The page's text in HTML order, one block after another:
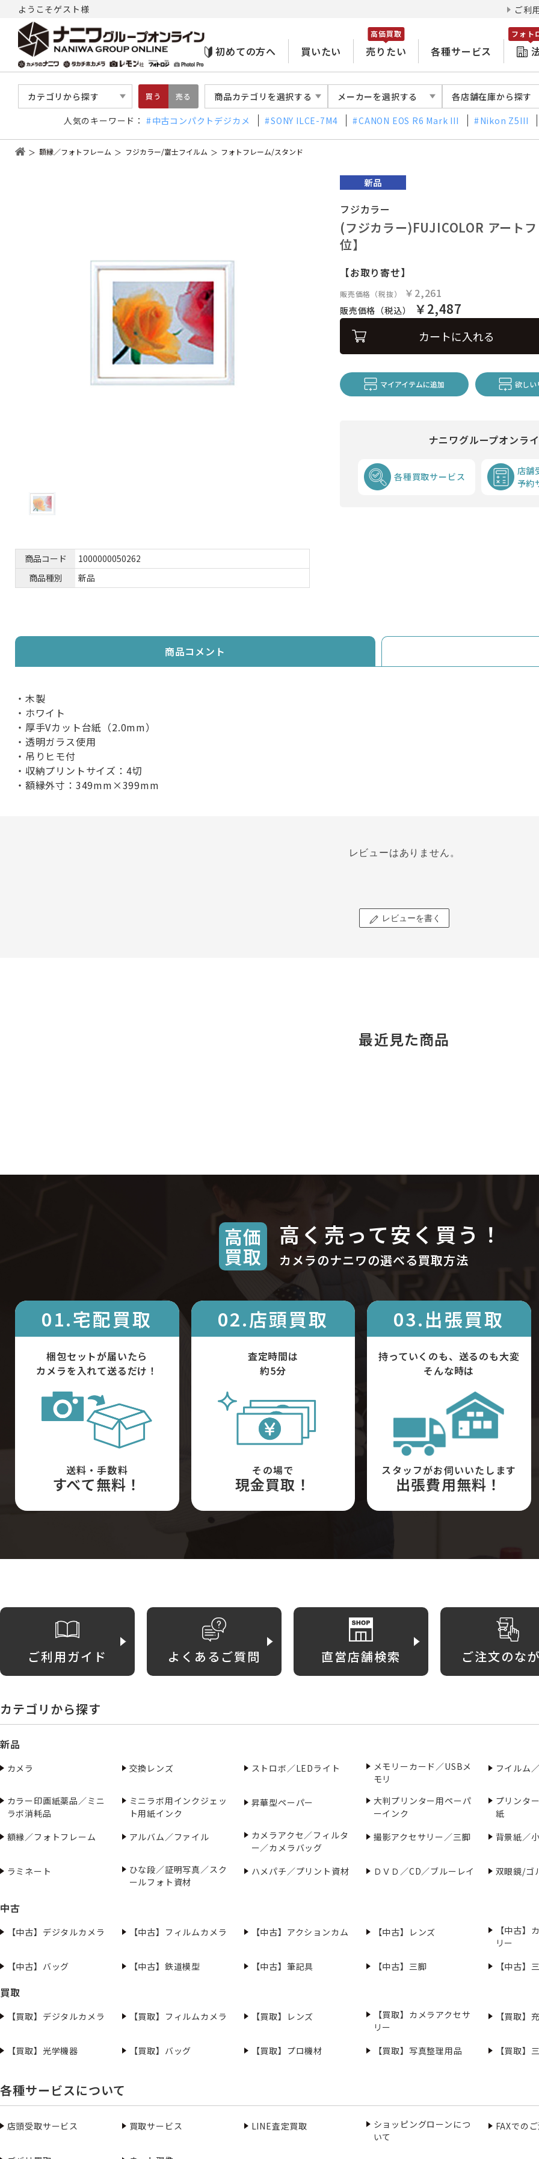
ようこそゲスト様 ご利
初めての方へ 買いたい 売りたい
高価買取
各種サービス
フォト
カテゴリから探す 買う 売る 商品カテゴリを選択する メーカーを選択する 各店舗在庫から探す
人気のキーワード： 中古コンパクトデジカメ SONY ILCE-7M4 CANON EOS R6 Mark III Nikon Z5III
額縁／フォトフレーム フジカラー/富士フイルム フォトフレーム/スタンド
商品コード
1000000050262
商品種別
新品
フジカラー
(フジカラー)FUJICOLOR アート
位】
【お取り寄せ】
販売価格（税抜） ￥2,261
販売価格（税込） ￥2,487
カートに入れる
マイアイテムに追加 欲しい
ナニワグループオンラ
各種買取サービス
店舗
予約
商品コメント
・木製
・ホワイト
・厚手Vカット台紙（2.0mm）
・透明ガラス使用
・吊りヒモ付
・収納プリントサイズ：4切
・額縁外寸：349mm×399mm
レビューはありません。
レビューを書く
最近見た商品
高価
買取
高く売って安く買う！
カメラのナニワの選べる買取方法
01.宅配買取
梱包セットが届いたら
カメラを入れて送るだけ！
送料・手数料
すべて無料！
02.店頭買取
査定時間は
約5分
その場で
現金買取！
03.出張買取
持っていくのも、送るのも大変
そんな時は
スタッフがお伺いいたします
出張費用無料！
ご利用ガイド よくあるご質問 直営店舗検索 ご注文のな
カテゴリから探す
新品
カメラ 交換レンズ ストロボ／LEDライト
メモリーカード／USBメ
モリ
フイルム
カラー印画紙薬品／ミニ
ラボ消耗品
ミニラボ用インクジェッ
ト用紙インク
昇華型ペーパー
大判プリンター用ペーパ
ーインク
プリンタ
紙
額縁／フォトフレーム
アルバム／ファイル
カメラアクセ／フィルタ
ー／カメラバッグ
撮影アクセサリー／三脚 背景紙／
ラミネート
ひな段／証明写真／スク
ールフォト資材
ハメパチ／プリント資材 ＤＶＤ／CD／ブルーレイ 双眼鏡/ゴ
中古
【中古】デジタルカメラ 【中古】フィルムカメラ 【中古】アクションカム 【中古】レンズ
【中古】
リー
【中古】バッグ
【中古】鉄道模型 【中古】筆記具 【中古】三脚 【中古】
買取
【買取】デジタルカメラ 【買取】フィルムカメラ 【買取】レンズ
【買取】カメラアクセサ
リー
【買取】
【買取】光学機器 【買取】バッグ 【買取】プロ機材 【買取】写真整理用品 【買取】
各種サービスについて
店頭受取サービス 買取サービス LINE査定買取
ショッピングローンにつ
いて
FAXでの